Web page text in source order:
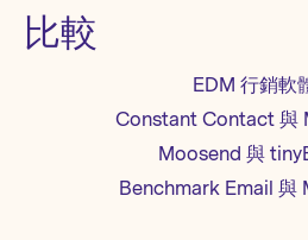
到達率的要素 ReturnPath
13.5%的電子郵件被歸類
之一。 各種垃圾郵件過濾
準，用來阻擋垃圾郵件寄
匣。不過，所有過濾器皆
法。 以下是影響郵件到達
並提供一一擊破的好辦法
比較
EDM 行銷軟
Constant Contact 與
Moosend 與
Benchmark Email 與